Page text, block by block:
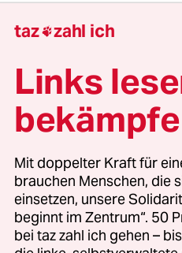
den vielen Leuten
verschwinden.
„Hier sind noch
Presseleute und
Wohnsiedlung im
neue
wäre der Einbau
das mit 84 Jahren
taz zahl ich
Links
Mit doppelter Kraft für
brauchen Menschen, die
einsetzen, unsere
beginnt im Zentrum“. 50
bei taz zahl ich gehen –